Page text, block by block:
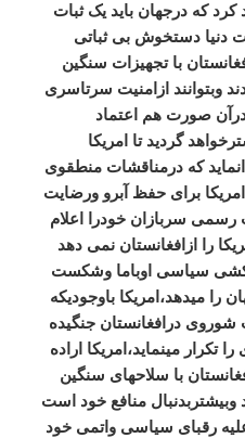
کرد که درجهان باید یک ثبات
دنیا دستخوش بی ثباتی
با تجهیزات سنگین
وبتوانند ازامنیت سرتاسری
صورت هم اعتماد
گردید تا امریکا
که درمناقشات منطقوی
برای حفظ آبرو ورضایت
رسمی سربازان خودرا اعلام
را ازافغانستان نمی دهد
سیاسی اوباما وشکست
را میدهد،امریکا باوجودیکه
درافغانستان جنگیده
مینماید،امریکا اراده
با سلاحهای سنگین
منافع خود است
رقبای سیاسی واتمی خود